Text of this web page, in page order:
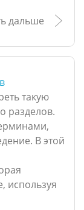
дальше
такую
разделов.
В этой
используя